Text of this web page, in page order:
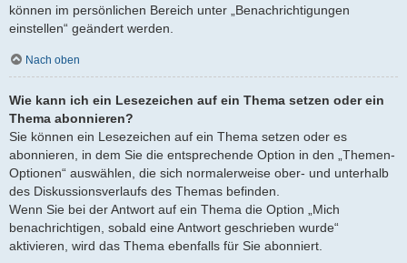
können im persönlichen Bereich unter „Benachrichtigungen
einstellen“ geändert werden.
Nach oben
Wie kann ich ein Lesezeichen auf ein Thema setzen oder ein
Thema abonnieren?
Sie können ein Lesezeichen auf ein Thema setzen oder es
abonnieren, in dem Sie die entsprechende Option in den „Themen-
Optionen“ auswählen, die sich normalerweise ober- und unterhalb
des Diskussionsverlaufs des Themas befinden.
Wenn Sie bei der Antwort auf ein Thema die Option „Mich
benachrichtigen, sobald eine Antwort geschrieben wurde“
aktivieren, wird das Thema ebenfalls für Sie abonniert.